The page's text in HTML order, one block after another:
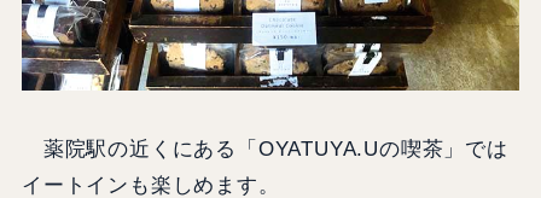
薬院駅の近くにある「OYATUYA.Uの喫茶」では
イートインも楽しめます。